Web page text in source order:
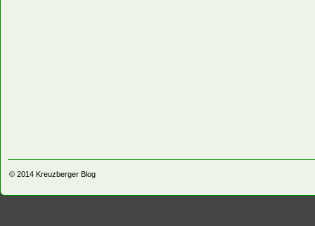
© 2014 Kreuzberger Blog